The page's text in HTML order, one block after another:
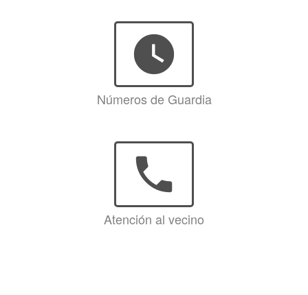
watch_later
Números de Guardia
phone
Atención al vecino